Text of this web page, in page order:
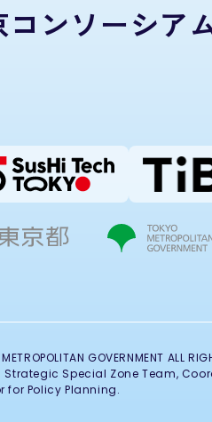
コンソーシア
GOVERNMENT ALL
Strategic Special Zone Team,
for Policy Planning.